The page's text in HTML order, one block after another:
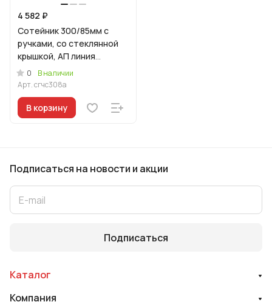
4 582 ₽
Сотейник 300/85мм с
ручками, со стеклянной
крышкой, АП линия
"Грация" (черный/
серебро)
0
В наличии
Арт.сгчс308а
В корзину
Подписаться на новости и акции
Подписаться
Каталог
Компания